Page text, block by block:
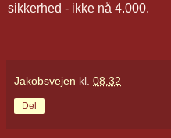
sikkerhed - ikke nå 4.000.
Jakobsvejen kl. 08.32
Del